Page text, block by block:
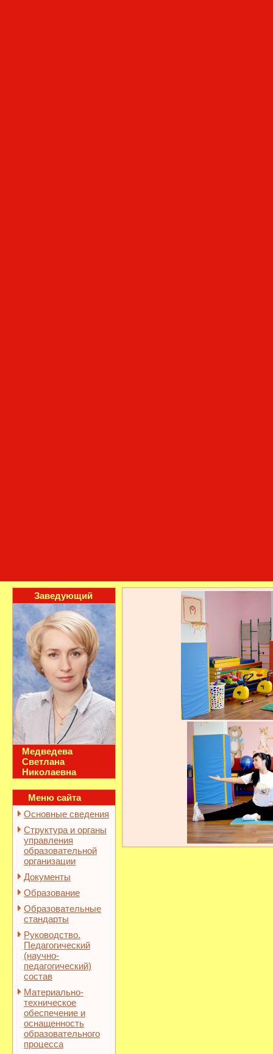
Заведующий
Медведева
Светлана
Николаевна
Меню сайта
Основные сведения
Структура и органы
управления
образовательной
организации
Документы
Образование
Образовательные
стандарты
Руководство.
Педагогический
(научно-
педагогический)
состав
Материально-
техническое
обеспечение и
оснащенность
образовательного
процесса